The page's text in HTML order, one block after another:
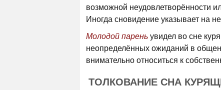
возможной неудовлетворённости
Иногда сновидение указывает на
Молодой парень увидел во сне
неопределённых ожиданий в
внимательно относиться к
ТОЛКОВАНИЕ СНА